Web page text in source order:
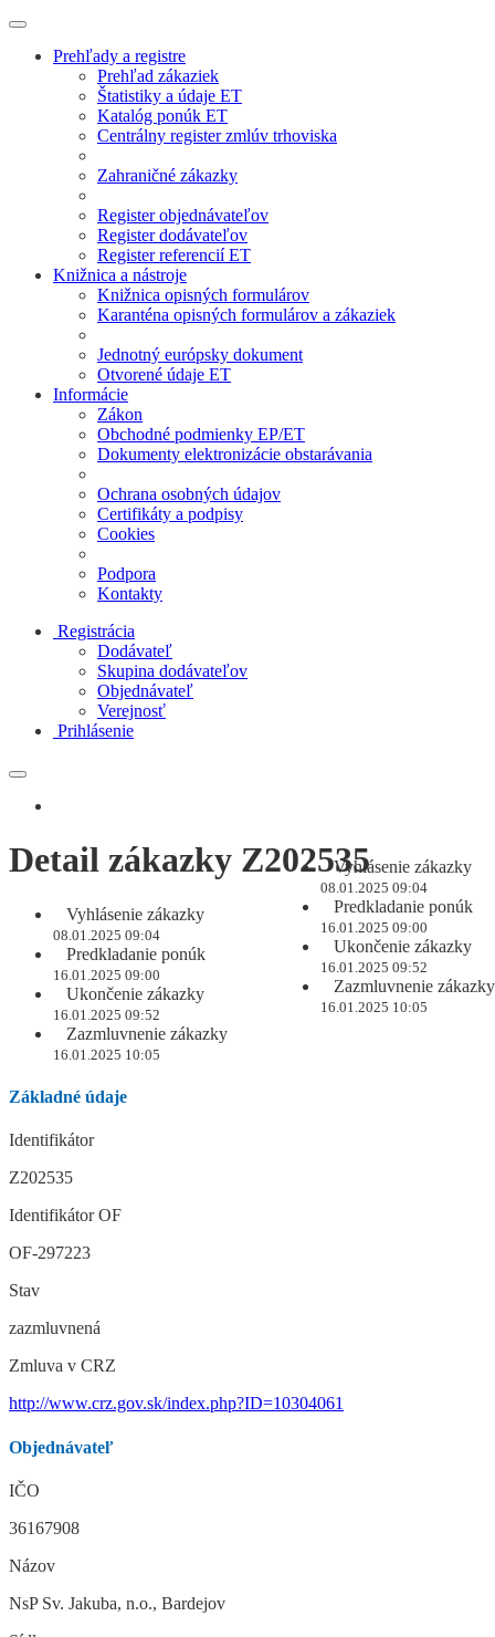
Prehľady a registre
Prehľad zákaziek
Štatistiky a údaje ET
Katalóg ponúk ET
Centrálny register zmlúv trhoviska
Zahraničné zákazky
Register objednávateľov
Register dodávateľov
Register referencií ET
Knižnica a nástroje
Knižnica opisných formulárov
Karanténa opisných formulárov a zákaziek
Jednotný európsky dokument
Otvorené údaje ET
Informácie
Zákon
Obchodné podmienky EP/ET
Dokumenty elektronizácie obstarávania
Ochrana osobných údajov
Certifikáty a podpisy
Cookies
Podpora
Kontakty
Registrácia
Dodávateľ
Skupina dodávateľov
Objednávateľ
Verejnosť
Prihlásenie
Vyhlásenie zákazky
08.01.2025 09:04
Predkladanie ponúk
16.01.2025 09:00
Ukončenie zákazky
16.01.2025 09:52
Zazmluvnenie zákazky
16.01.2025 10:05
Detail zákazky Z202535
Vyhlásenie zákazky
08.01.2025 09:04
Predkladanie ponúk
16.01.2025 09:00
Ukončenie zákazky
16.01.2025 09:52
Zazmluvnenie zákazky
16.01.2025 10:05
Základné údaje
Identifikátor
Z202535
Identifikátor OF
OF-297223
Stav
zazmluvnená
Zmluva v CRZ
http://www.crz.gov.sk/index.php?ID=10304061
Objednávateľ
IČO
36167908
Názov
NsP Sv. Jakuba, n.o., Bardejov